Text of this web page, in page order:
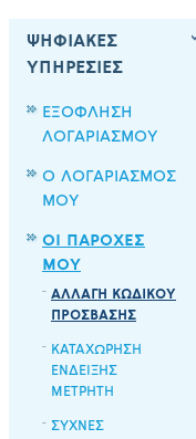
ΨΗΦΙΑΚΕΣ
ΥΠΗΡΕΣΙΕΣ
ΕΞΟΦΛΗΣΗ
ΛΟΓΑΡΙΑΣΜΟΥ
Ο ΛΟΓΑΡΙΑΣΜΟΣ
ΜΟΥ
ΟΙ ΠΑΡΟΧΕΣ
ΜΟΥ
ΑΛΛΑΓΗ ΚΩΔΙΚΟΥ
ΠΡΟΣΒΑΣΗΣ
ΚΑΤΑΧΩΡΗΣΗ
ΕΝΔΕΙΞΗΣ
ΜΕΤΡΗΤΗ
ΣΥΧΝΕΣ